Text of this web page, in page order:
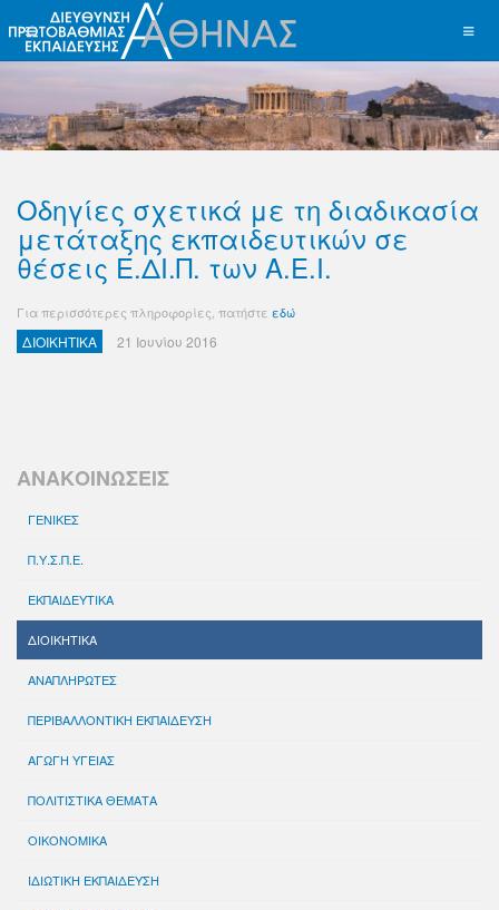
Οδηγίες σχετικά με τη διαδικασία
μετάταξης εκπαιδευτικών σε
θέσεις Ε.ΔΙ.Π. των Α.Ε.Ι.
Για περισσότερες πληροφορίες, πατήστε εδώ
ΔΙΟΙΚΗΤΙΚΑ 21 Ιουνίου 2016
ΑΝΑΚΟΙΝΩΣΕΙΣ
ΓΕΝΙΚΕΣ
Π.Υ.Σ.Π.Ε.
ΕΚΠΑΙΔΕΥΤΙΚΑ
ΔΙΟΙΚΗΤΙΚΑ
ΑΝΑΠΛΗΡΩΤΕΣ
ΠΕΡΙΒΑΛΛΟΝΤΙΚΗ ΕΚΠΑΙΔΕΥΣΗ
ΑΓΩΓΗ ΥΓΕΙΑΣ
ΠΟΛΙΤΙΣΤΙΚΑ ΘΕΜΑΤΑ
ΟΙΚΟΝΟΜΙΚΑ
ΙΔΙΩΤΙΚΗ ΕΚΠΑΙΔΕΥΣΗ